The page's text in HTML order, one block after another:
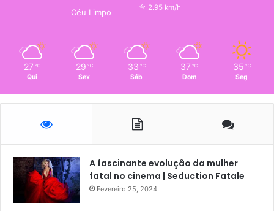
Céu Limpo
2.95 km/h
27 ℃
Qui
29 ℃
Sex
33 ℃
Sáb
37 ℃
Dom
35 ℃
Seg
A fascinante evolução da mulher
fatal no cinema | Seduction Fatale
Fevereiro 25, 2024